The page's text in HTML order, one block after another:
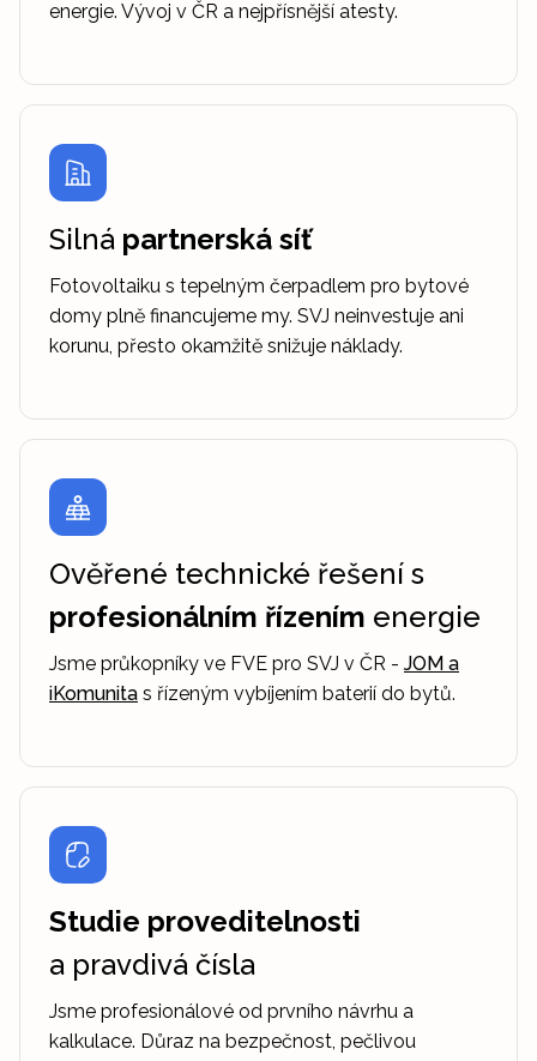
energie. Vývoj v ČR a nejpřísnější atesty.
Silná partnerská síť
Fotovoltaiku s tepelným čerpadlem pro bytové
domy plně financujeme my. SVJ neinvestuje ani
korunu, přesto okamžitě snižuje náklady.
Ověřené technické řešení s
profesionálním řízením energie
Jsme průkopníky ve FVE pro SVJ v ČR - JOM a
iKomunita s řízeným vybíjením baterií do bytů.
Studie proveditelnosti
a pravdivá čísla
Jsme profesionálové od prvního návrhu a
kalkulace. Důraz na bezpečnost, pečlivou